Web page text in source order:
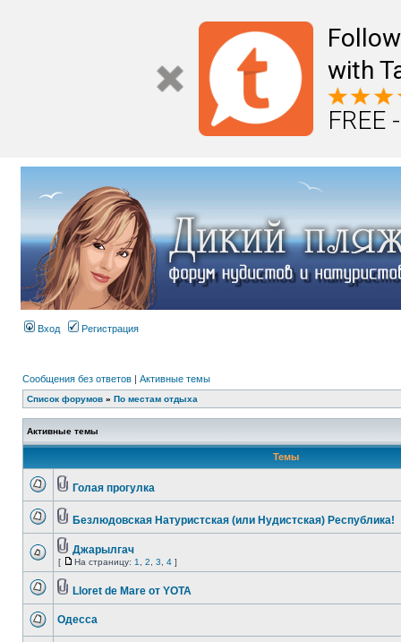
with
FREE
Вход Регистрация
Сообщения без ответов | Активные темы
Список форумов » По местам отдыха
Активные темы
Темы
Голая прогулка
Безлюдовская Натуристская (или Нудистская) Республика!
Джарылгач
[ На страницу: 1 2 3 4 ]
Lloret de Mare от YOTA
Одесса